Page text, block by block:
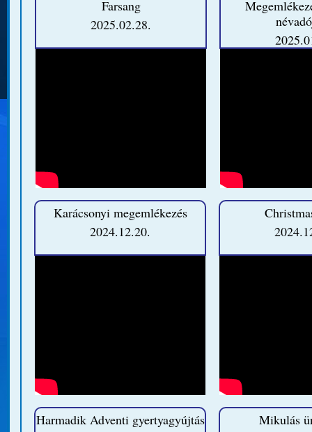
Farsang
2025.02.28.
Karácsonyi megemlékezés
2024.12.20.
Harmadik Adventi gyertyagyújtás
Mikulás